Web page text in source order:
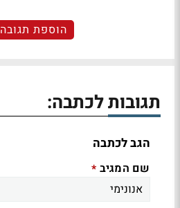
הוספת תגובה
תגובות לכתבה:
הגב לכתבה
שם המגיב *